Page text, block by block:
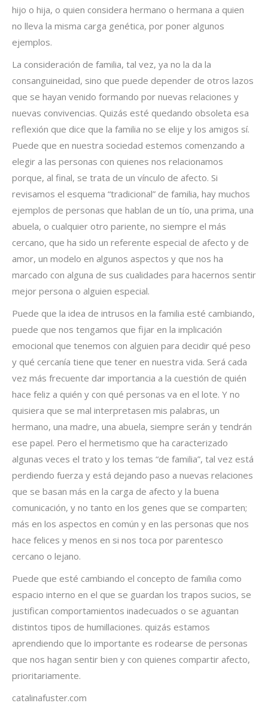
hijo o hija, o quien considera hermano o hermana a quien
no lleva la misma carga genética, por poner algunos
ejemplos.
La consideración de familia, tal vez, ya no la da la
consanguineidad, sino que puede depender de otros lazos
que se hayan venido formando por nuevas relaciones y
nuevas convivencias. Quizás esté quedando obsoleta esa
reflexión que dice que la familia no se elije y los amigos sí.
Puede que en nuestra sociedad estemos comenzando a
elegir a las personas con quienes nos relacionamos
porque, al final, se trata de un vínculo de afecto. Si
revisamos el esquema “tradicional” de familia, hay muchos
ejemplos de personas que hablan de un tío, una prima, una
abuela, o cualquier otro pariente, no siempre el más
cercano, que ha sido un referente especial de afecto y de
amor, un modelo en algunos aspectos y que nos ha
marcado con alguna de sus cualidades para hacernos sentir
mejor persona o alguien especial.
Puede que la idea de intrusos en la familia esté cambiando,
puede que nos tengamos que fijar en la implicación
emocional que tenemos con alguien para decidir qué peso
y qué cercanía tiene que tener en nuestra vida. Será cada
vez más frecuente dar importancia a la cuestión de quién
hace feliz a quién y con qué personas va en el lote. Y no
quisiera que se mal interpretasen mis palabras, un
hermano, una madre, una abuela, siempre serán y tendrán
ese papel. Pero el hermetismo que ha caracterizado
algunas veces el trato y los temas “de familia”, tal vez está
perdiendo fuerza y está dejando paso a nuevas relaciones
que se basan más en la carga de afecto y la buena
comunicación, y no tanto en los genes que se comparten;
más en los aspectos en común y en las personas que nos
hace felices y menos en si nos toca por parentesco
cercano o lejano.
Puede que esté cambiando el concepto de familia como
espacio interno en el que se guardan los trapos sucios, se
justifican comportamientos inadecuados o se aguantan
distintos tipos de humillaciones. quizás estamos
aprendiendo que lo importante es rodearse de personas
que nos hagan sentir bien y con quienes compartir afecto,
prioritariamente.
catalinafuster.com